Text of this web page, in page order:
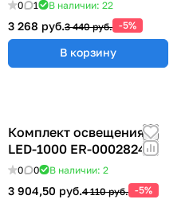
0 1 В наличии: 22
3 268 руб.3 440 руб. -5%
В корзину
Комплект освещения
LED-1000 ER-00028248
0 0 В наличии: 2
3 904,50 руб.4 110 руб. -5%